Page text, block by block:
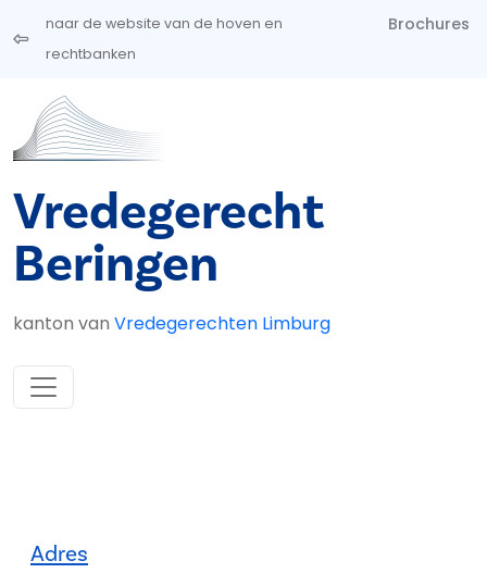
Overslaan en naar de inhoud gaan
naar de website van de hoven en
rechtbanken
Brochures
Vredegerecht
Beringen
kanton van Vredegerechten Limburg
Adres